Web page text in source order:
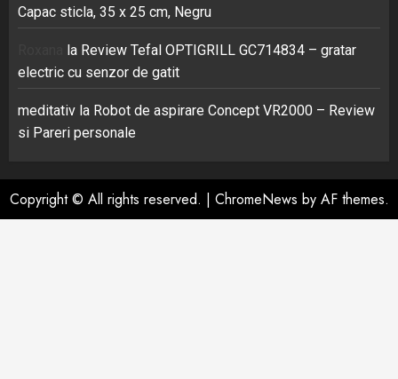
Capac sticla, 35 x 25 cm, Negru
la Review Tefal OPTIGRILL GC714834 – gratar
electric cu senzor de gatit
meditativ la Robot de aspirare Concept VR2000 – Review
si Pareri personale
Copyright © All rights reserved. | ChromeNews by AF themes.